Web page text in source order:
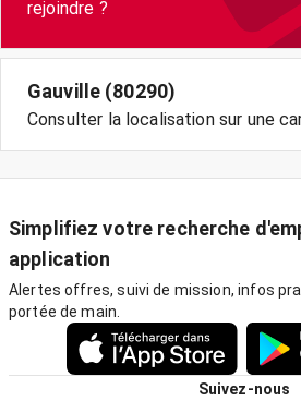
Gauville (80290)
Consulter la localisation sur une
Simplifiez votre recherche
application
Alertes offres, suivi de mission, infos
portée de main.
Suivez-nous